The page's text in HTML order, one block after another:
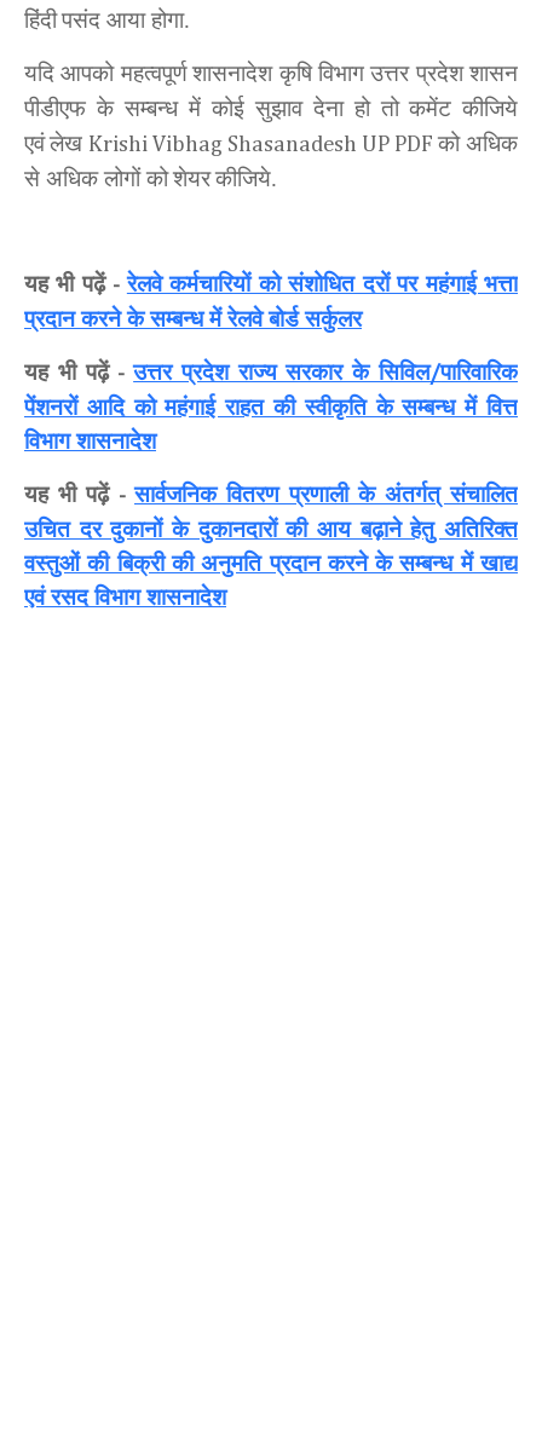
हिंदीपसंद आया होगा.
यदि आपको महत्वपूर्ण शासनादेश कृषि विभाग उत्तर प्रदेश शासन
पीडीएफ के सम्बन्ध में कोई सुझाव देना हो तो कमेंट कीजिये
एवंलेख Krishi Vibhag Shasanadesh UP PDF को अधिक
से अधिक लोगों कोशेयरकीजिये.
यह भी पढ़ें -रेलवे कर्मचारियों को संशोधित दरों पर महंगाई भत्ता
प्रदान करने के सम्बन्ध में रेलवे बोर्ड सर्कुलर
यह भी पढ़ें -उत्तर प्रदेश राज्य सरकार के सिविल/पारिवारिक
पेंशनरों आदि को महंगाई राहत की स्वीकृति के सम्बन्ध में वित्त
विभाग शासनादेश
यह भी पढ़ें -सार्वजनिक वितरण प्रणाली के अंतर्गत् संचालित
उचित दर दुकानों के दुकानदारों की आय बढ़ाने हेतु अतिरिक्त
वस्तुओं की बिक्री की अनुमति प्रदान करने के सम्बन्ध में खाद्य
एवं रसद विभाग शासनादेश